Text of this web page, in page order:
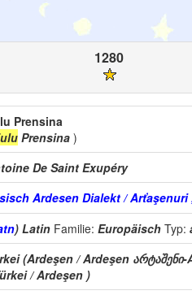
1280
Prensina
Prensina )
De Saint Exupéry
Ardesen Dialekt / Arťaşenuri
) Latin Familie: Europäisch Typ:
(Ardeşen / Ardeşen
/ Ardeşen )